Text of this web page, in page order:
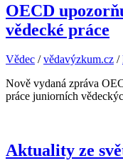
OECD
vědecké práce
Vědec /vědavýzkum.cz /
Nově vydaná zpráva
práce juniorních
Aktuality ze